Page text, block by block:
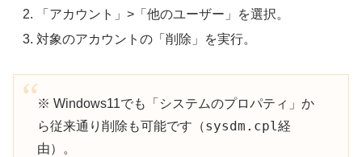
「アカウント」>「他のユーザー」を選択。
対象のアカウントの「削除」を実行。
※ Windows11でも「システムのプロパティ」か
ら従来通り削除も可能です（sysdm.cpl経
由）。